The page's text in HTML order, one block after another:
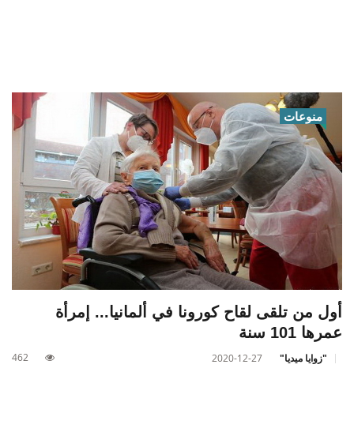
منوعات
أول من تلقى لقاح كورونا في ألمانيا... إمرأة
عمرها 101 سنة
"زوايا ميديا" 2020-12-27
462